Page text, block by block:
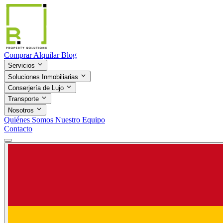
ComprarAlquilarBlog
Servicios
Soluciones Inmobiliarias
Conserjería de Lujo
Transporte
Nosotros
Quiénes Somos Nuestro Equipo
Contacto